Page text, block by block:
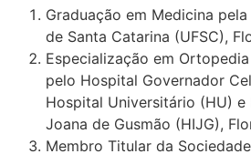
Graduação em Medicina
de Santa Catarina (UFSC),
Especialização em
pelo Hospital Governador
Hospital Universitário (HU)
Joana de Gusmão (HIJG),
Membro Titular da